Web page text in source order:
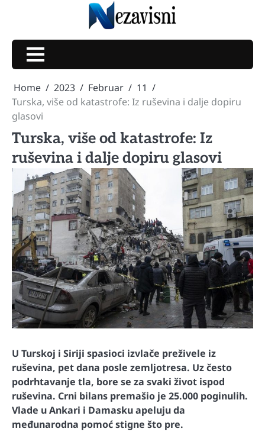
Home 2023 Februar
11
Turska, više od katastrofe: Iz ruševina i dalje dopiru
glasovi
Turska, više od katastrofe: Iz
ruševina i dalje dopiru glasovi
U Turskoj i Siriji spasioci izvlače preživele iz
ruševina, pet dana posle zemljotresa. Uz često
podrhtavanje tla, bore se za svaki život ispod
ruševina. Crni bilans premašio je 25.000 poginulih.
Vlade u Ankari i Damasku apeluju da
međunarodna pomoć stigne što pre.